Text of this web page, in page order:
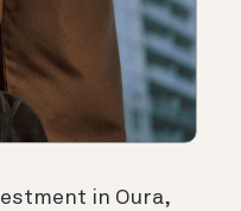
in Oura,